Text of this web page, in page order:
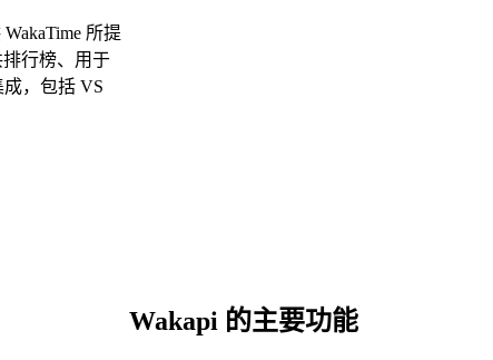
所提
行榜、用于
，包括 VS
Wakapi 的主要功能